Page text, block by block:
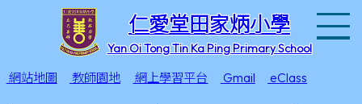
仁愛堂田家炳小學
Yan Oi Tong Tin Ka Ping Primary School
網站地圖 教師園地 網上學習平台 Gmail eClass